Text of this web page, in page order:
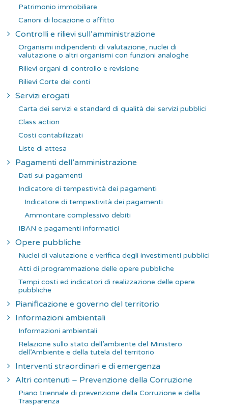
Patrimonio immobiliare
Canoni di locazione o affitto
Controlli e rilievi sull’amministrazione
Organismi indipendenti di valutazione, nuclei di
valutazione o altri organismi con funzioni analoghe
Rilievi organi di controllo e revisione
Rilievi Corte dei conti
Servizi erogati
Carta dei servizi e standard di qualità dei servizi pubblici
Class action
Costi contabilizzati
Liste di attesa
Pagamenti dell’amministrazione
Dati sui pagamenti
Indicatore di tempestività dei pagamenti
Indicatore di tempestività dei pagamenti
Ammontare complessivo debiti
IBAN e pagamenti informatici
Opere pubbliche
Nuclei di valutazione e verifica degli investimenti pubblici
Atti di programmazione delle opere pubbliche
Tempi costi ed indicatori di realizzazione delle opere
pubbliche
Pianificazione e governo del territorio
Informazioni ambientali
Informazioni ambientali
Relazione sullo stato dell’ambiente del Ministero
dell’Ambiente e della tutela del territorio
Interventi straordinari e di emergenza
Altri contenuti – Prevenzione della Corruzione
Piano triennale di prevenzione della Corruzione e della
Trasparenza